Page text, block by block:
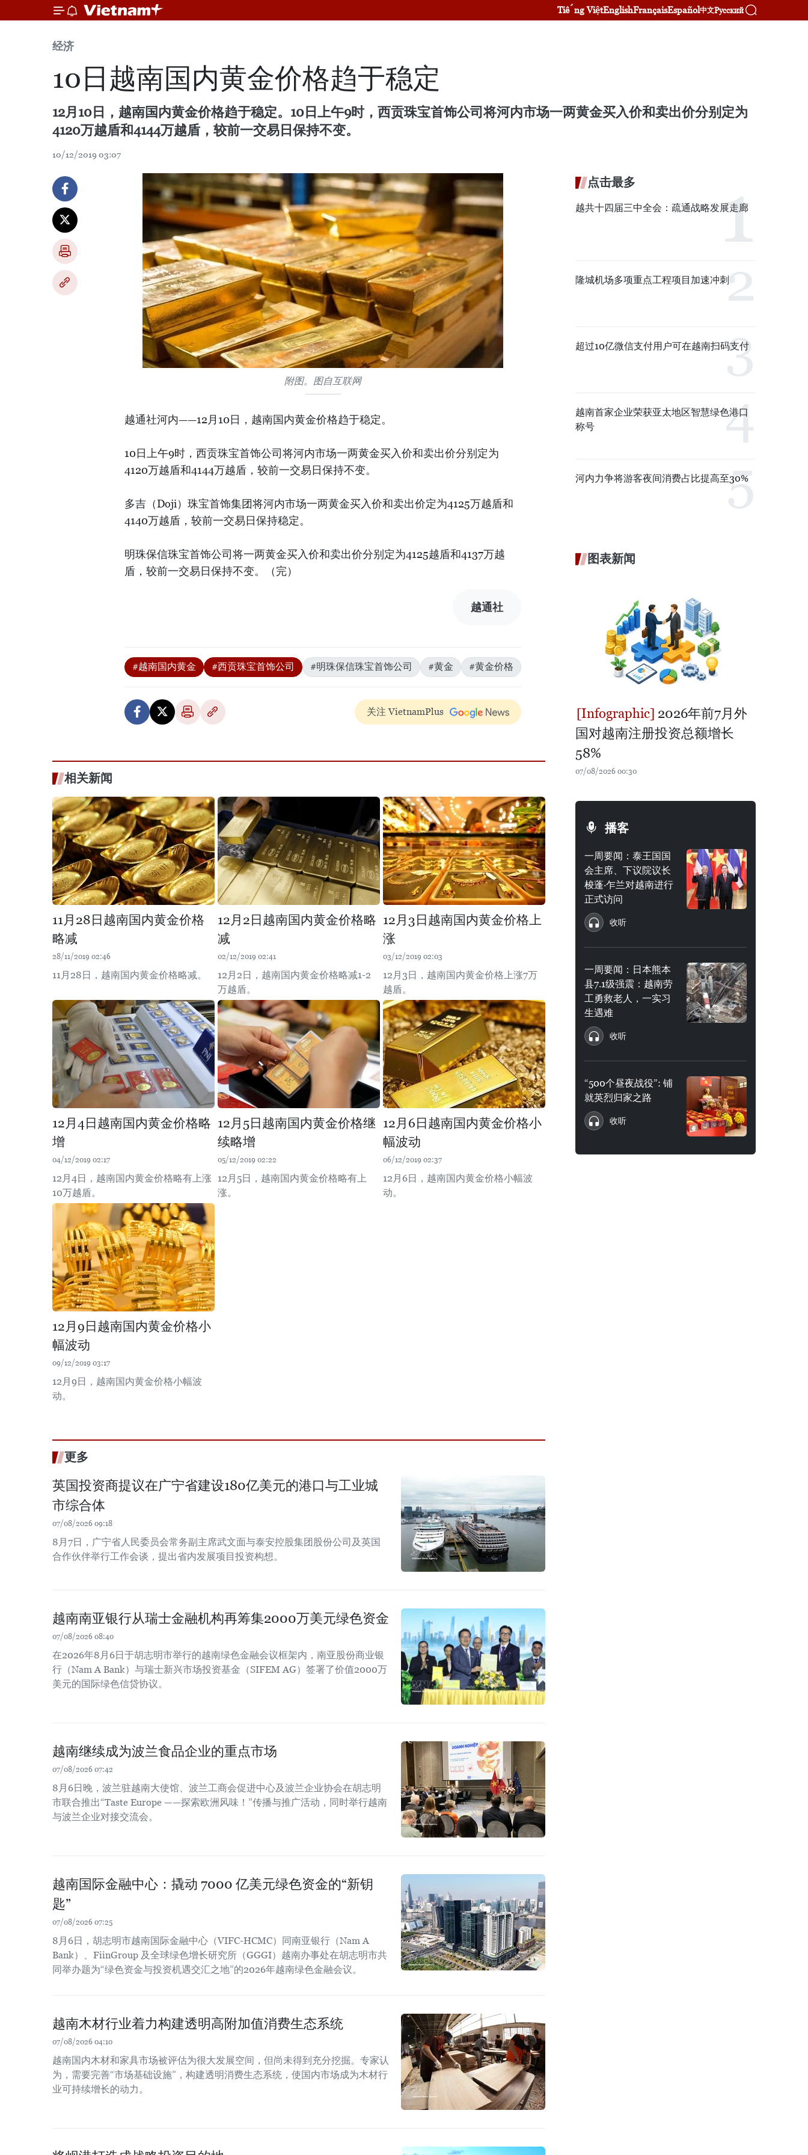
Tiếng ViệtEnglishFrançaisEspañol中文Русский
经济
10日越南国内黄金价格趋于稳定
12月10日，越南国内黄金价格趋于稳定。10日上午9时，西贡珠宝首饰公司将河内市场一两黄金买入价和卖出价分别定为
4120万越盾和4144万越盾，较前一交易日保持不变。
10/12/2019 03:07
附图。图自互联网
越通社河内——12月10日，越南国内黄金价格趋于稳定。
10日上午9时，西贡珠宝首饰公司将河内市场一两黄金买入价和卖出价分别定为
4120万越盾和4144万越盾，较前一交易日保持不变。
多吉（Doji）珠宝首饰集团将河内市场一两黄金买入价和卖出价定为4125万越盾和
4140万越盾，较前一交易日保持稳定。
明珠保信珠宝首饰公司将一两黄金买入价和卖出价分别定为4125越盾和4137万越
盾，较前一交易日保持不变。（完）
越通社
#越南国内黄金 #西贡珠宝首饰公司 #明珠保信珠宝首饰公司 #黄金 #黄金价格
关注 VietnamPlus
相关新闻
11月28日越南国内黄金价格
略减
28/11/2019 02:46
11月28日，越南国内黄金价格略减。
12月2日越南国内黄金价格略
减
02/12/2019 02:41
12月2日，越南国内黄金价格略减1-2
万越盾。
12月3日越南国内黄金价格上
涨
03/12/2019 02:03
12月3日，越南国内黄金价格上涨7万
越盾。
12月4日越南国内黄金价格略
增
04/12/2019 02:17
12月4日，越南国内黄金价格略有上涨
10万越盾。
12月5日越南国内黄金价格继
续略增
05/12/2019 02:22
12月5日，越南国内黄金价格略有上
涨。
12月6日越南国内黄金价格小
幅波动
06/12/2019 02:37
12月6日，越南国内黄金价格小幅波
动。
12月9日越南国内黄金价格小
幅波动
09/12/2019 03:17
12月9日，越南国内黄金价格小幅波
动。
更多
英国投资商提议在广宁省建设180亿美元的港口与工业城
市综合体
07/08/2026 09:18
8月7日，广宁省人民委员会常务副主席武文面与泰安控股集团股份公司及英国
合作伙伴举行工作会谈，提出省内发展项目投资构想。
越南南亚银行从瑞士金融机构再筹集2000万美元绿色资金
07/08/2026 08:40
在2026年8月6日于胡志明市举行的越南绿色金融会议框架内，南亚股份商业银
行（Nam A Bank）与瑞士新兴市场投资基金（SIFEM AG）签署了价值2000万
美元的国际绿色信贷协议。
越南继续成为波兰食品企业的重点市场
07/08/2026 07:42
8月6日晚，波兰驻越南大使馆、波兰工商会促进中心及波兰企业协会在胡志明
市联合推出“Taste Europe ——探索欧洲风味！”传播与推广活动，同时举行越南
与波兰企业对接交流会。
越南国际金融中心：撬动 7000 亿美元绿色资金的“新钥
匙”
07/08/2026 07:25
8月6日，胡志明市越南国际金融中心（VIFC-HCMC）同南亚银行（Nam A
Bank）、FiinGroup 及全球绿色增长研究所（GGGI）越南办事处在胡志明市共
同举办题为“绿色资金与投资机遇交汇之地”的2026年越南绿色金融会议。
越南木材行业着力构建透明高附加值消费生态系统
07/08/2026 04:10
越南国内木材和家具市场被评估为很大发展空间，但尚未得到充分挖掘。专家认
为，需要完善“市场基础设施”，构建透明消费生态系统，使国内市场成为木材行
业可持续增长的动力。
点击最多
越共十四届三中全会：疏通战略发展走廊
隆城机场多项重点工程项目加速冲刺
超过10亿微信支付用户可在越南扫码支付
越南首家企业荣获亚太地区智慧绿色港口
称号
河内力争将游客夜间消费占比提高至30%
图表新闻
2026年前7月外
国对越南注册投资总额增长
58%
07/08/2026 00:30
播客
一周要闻：泰王国国
会主席、下议院议长
梭蓬·乍兰对越南进行
正式访问
收听
一周要闻：日本熊本
县7.1级强震：越南劳
工勇救老人，一实习
生遇难
收听
“500个昼夜战役”: 铺
就英烈归家之路
收听